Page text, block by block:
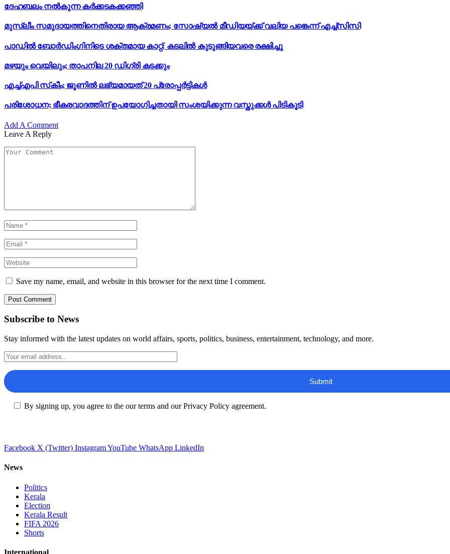
ദേഹബലം നൽകുന്ന കർക്കടകക്കഞ്ഞി
മുസ്ലീം സമുദായത്തിനെതിരായ ആക്രമണം; സോഷ്യൽ മീഡിയയ്ക്ക് വലിയ പങ്കെന്ന് എച്ച്‌സിസി
പാഡിൽ ബോർഡിംഗിനിടെ ശക്തമായ കാറ്റ്; കടലിൽ കുടുങ്ങിയവരെ രക്ഷിച്ചു
മഴയും വെയിലും; താപനില 20 ഡിഗ്രി കടക്കും
എച്ച്എപി സ്‌കീം; ജൂണിൽ ലഭ്യമായത് 20 പ്രോപ്പർട്ടികൾ
പരിശോധന; ഭീകരവാദത്തിന് ഉപയോഗിച്ചതായി സംശയിക്കുന്ന വസ്തുക്കൾ പിടികൂടി
Add A Comment
Leave A Reply
Save my name, email, and website in this browser for the next time I comment.
Subscribe to News
Stay informed with the latest updates on world affairs, sports, politics, business, entertainment, technology, and more.
By signing up, you agree to the our terms and our Privacy Policy agreement.
Facebook X (Twitter) InstagramYouTube WhatsApp LinkedIn
News
Politics
Kerala
Election
Kerala Result
FIFA 2026
Shorts
International